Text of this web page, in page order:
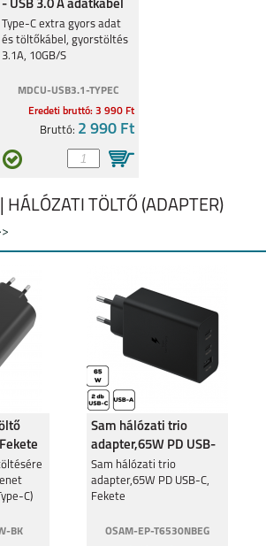
- USB 3.0 A adatkábel
Type-C extra gyors adat
és töltőkábel, gyorstöltés
3.1A, 10GB/S
MDCU-USB3.1-TYPEC
Eredeti bruttó: 3 990 Ft
Bruttó: 2 990 Ft
HÁLÓZATI TÖLTŐ (ADAPTER)
C)
BK
Sam hálózati trio
adapter,65W PD USB-
C, Fekete
Sam hálózati trio
adapter,65W PD USB-C,
Fekete
OSAM-EP-T6530NBEG